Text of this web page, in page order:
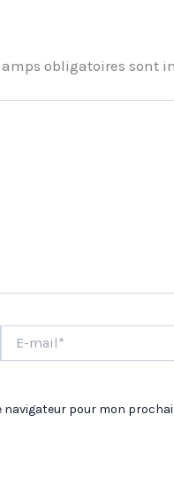
obligatoires sont
mail*
pour mon